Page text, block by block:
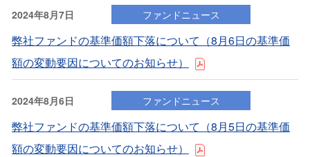
2024年8月7日 ファンドニュース
弊社ファンドの基準価額下落について（8⽉6⽇の基準価
額の変動要因についてのお知らせ）
2024年8月6日 ファンドニュース
弊社ファンドの基準価額下落について（8⽉5⽇の基準価
額の変動要因についてのお知らせ）